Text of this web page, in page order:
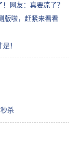
网友：真要凉了？
版啦，赶紧来看看
！
杀